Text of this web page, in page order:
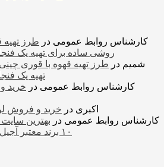
کارشناس روابط عمومی در طرز تهیه
روشی ساده برای تهیه یک
شمیم در طرز تهیه قهوه با قوری
تهیه یک
کارشناس روابط عمومی در خرید
اکبری در خرید و فروش
کارشناس روابط عمومی در بهترین
۱۰ برند معتبر آجیل و خشکبار در ایران